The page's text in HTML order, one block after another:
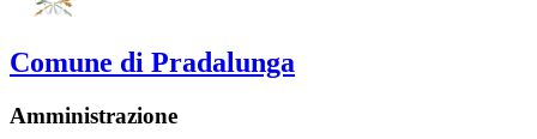
Comune di Pradalunga
Amministrazione